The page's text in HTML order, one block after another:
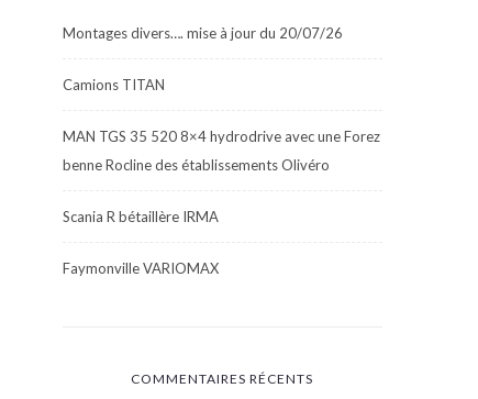
Montages divers…. mise à jour du 20/07/26
Camions TITAN
MAN TGS 35 520 8×4 hydrodrive avec une Forez
benne Rocline des établissements Olivéro
Scania R bétaillère IRMA
Faymonville VARIOMAX
COMMENTAIRES RÉCENTS